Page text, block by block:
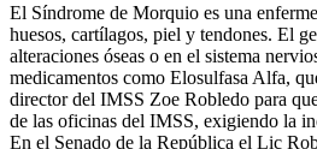
El Síndrome de Morquio es una
huesos, cartílagos, piel y tendones. El
alteraciones óseas o en el sistema
medicamentos como Elosulfasa Alfa,
director del IMSS Zoe Robledo para
de las oficinas del IMSS, exigiendo la
En el Senado de la República el Lic